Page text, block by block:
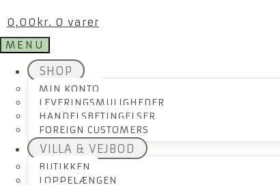
0,00 kr. 0 varer
MENU
SHOP
MIN KONTO
LEVERINGSMULIGHEDER
HANDELSBETINGELSER
FOREIGN CUSTOMERS
VILLA & VEJBOD
BUTIKKEN
LOPPELÆNGEN